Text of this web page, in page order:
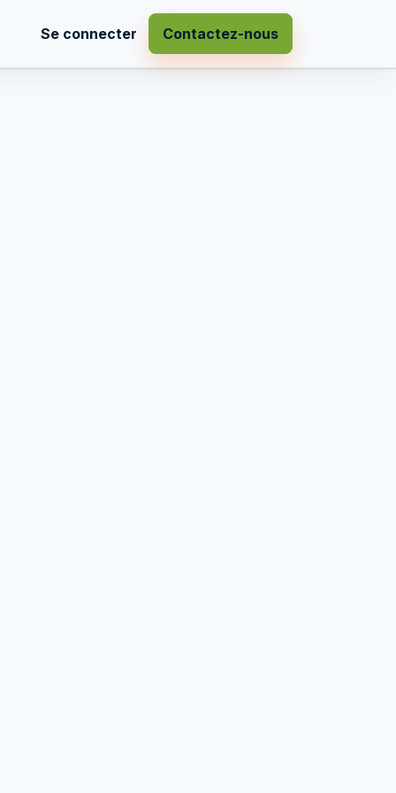
Se connecter Contactez-nous